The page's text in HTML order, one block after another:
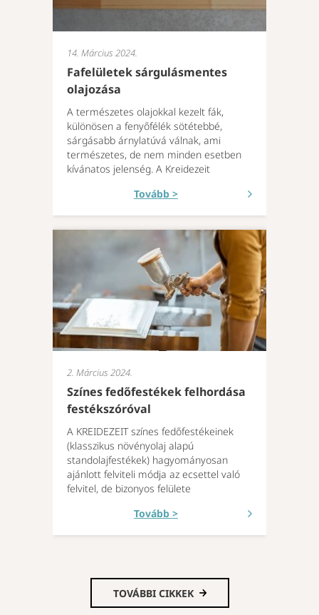
14. Március 2024.
Fafelületek sárgulásmentes
olajozása
A természetes olajokkal kezelt fák,
különösen a fenyőfélék sötétebbé,
sárgásabb árnylatúvá válnak, ami
természetes, de nem minden esetben
kívánatos jelenség. A Kreidezeit
Tovább >
2. Március 2024.
Színes fedőfestékek felhordása
festékszóróval
A KREIDEZEIT színes fedőfestékeinek
(klasszikus növényolaj alapú
standolajfestékek) hagyományosan
ajánlott felviteli módja az ecsettel való
felvitel, de bizonyos felülete
Tovább >
TOVÁBBI CIKKEK